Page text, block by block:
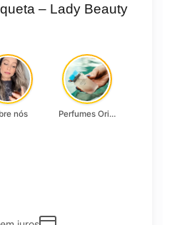
– Lady Beauty
nós Perfumes Originais